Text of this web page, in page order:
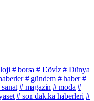
# borsa # Dövi̇z # Dünya
# gündem # haber #
# magazin # moda #
# son dakika haberleri #